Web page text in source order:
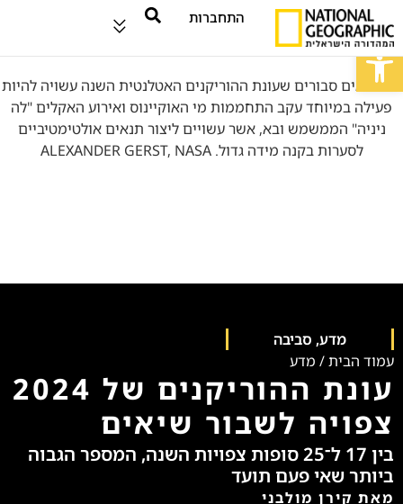
פתח סרגל נגישות
התחברות
מדע, סביבה
עמוד הבית/ מדע
עונת ההוריקנים של 2024
צפויה לשבור שיאים
בין 17 ל־25 סופות צפויות השנה, המספר הגבוה
ביותר שאי פעם תועד
מאת קירן מולבני